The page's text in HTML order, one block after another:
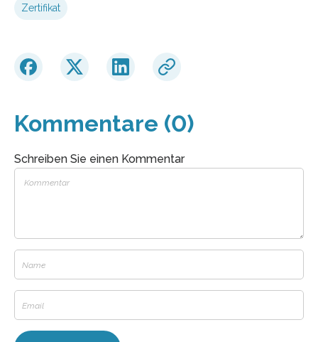
Zertifikat
Kommentare (0)
Schreiben Sie einen Kommentar